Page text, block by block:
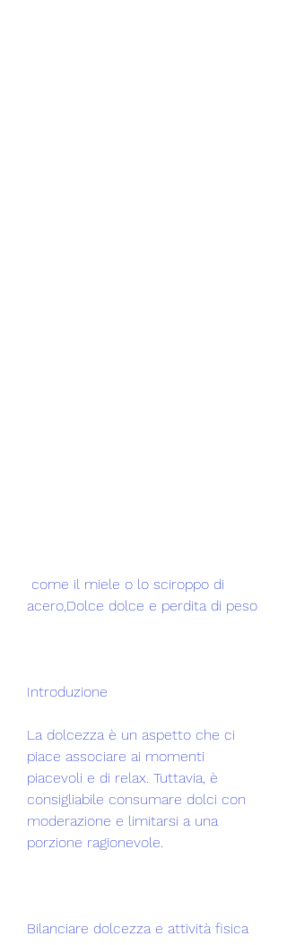
acero,Dolce dolce e perdita di peso
Introduzione
La dolcezza è un aspetto che ci
piace associare ai momenti
piacevoli e di relax. Tuttavia, è
consigliabile consumare dolci con
moderazione e limitarsi a una
porzione ragionevole.
Bilanciare dolcezza e attività fisica